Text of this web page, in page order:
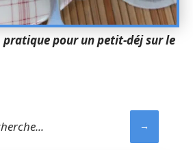
pratique pour un petit-déj sur le